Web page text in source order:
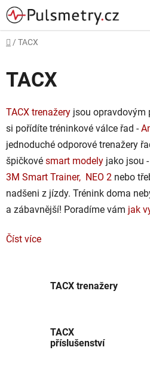
Přejít
na
obsah
Domů
/ TACX
TACX
TACX trenažery jsou opravdovým
si pořídíte tréninkové válce řad -
jednoduché odporové trenažery
špičkové smart modely jako jsou -
3M Smart Trainer, NEO 2 nebo
nadšeni z jízdy. Trénink doma
a zábavnější! Poradíme vám jak
Číst více
TACX trenažery
TACX
příslušenství